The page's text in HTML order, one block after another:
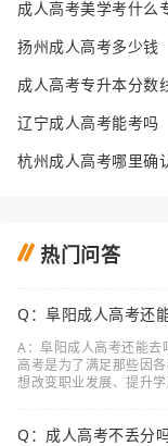
成人高考美学考什么
扬州成人高考多少钱
成人高考专升本分数
辽宁成人高考能考吗
杭州成人高考哪里确
热门问答
Q：阜阳成人高考还
A：阜阳成人高考还能去
高考是为了满足那些因
想改变职业发展、提升
Q：成人高考不丢分